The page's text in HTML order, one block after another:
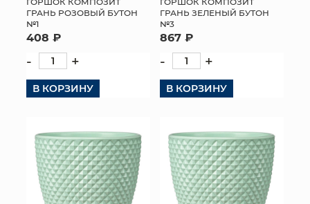
ГРАНЬ РОЗОВЫЙ БУТОН
№1
408 ₽
- +
В КОРЗИНУ
ГРАНЬ ЗЕЛЕНЫЙ БУТОН
№3
867 ₽
- +
В КОРЗИНУ